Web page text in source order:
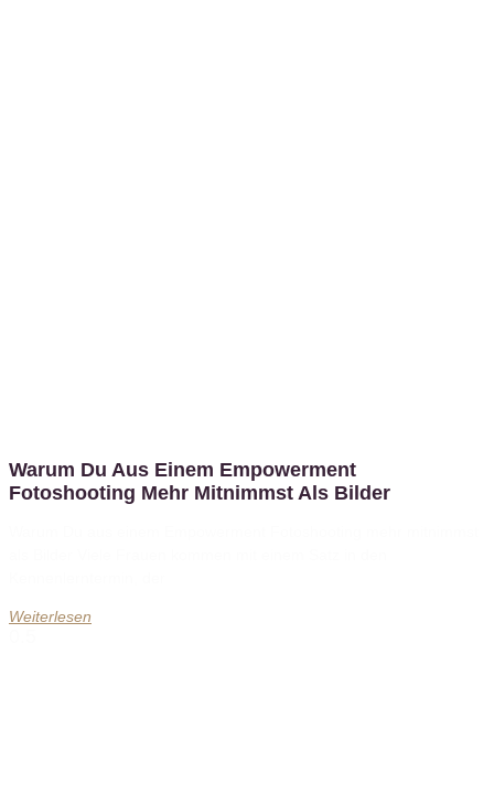
Warum Du Aus Einem Empowerment
Fotoshooting Mehr Mitnimmst Als Bilder
Weiterlesen